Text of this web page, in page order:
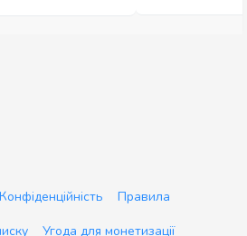
Конфіденційність
Правила
Угода для монетизації